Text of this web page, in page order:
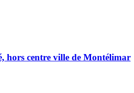
hors centre ville de Montélimar